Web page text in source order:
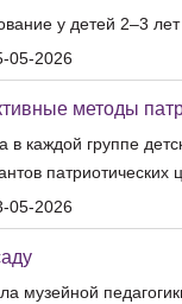
у детей 2–3
05-2026
методы
в каждой группе
05-2026
музейной